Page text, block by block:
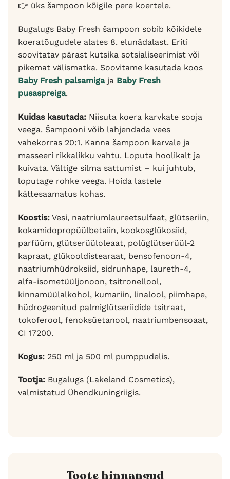
👉 üks šampoon kõigile pere koertele.
Bugalugs Baby Fresh šampoon sobib kõikidele
koeratõugudele alates 8. elunädalast. Eriti
soovitatav pärast kutsika sotsialiseerimist või
pikemat välismatka. Soovitame kasutada koos
Baby Fresh palsamigaja Baby Fresh
pusaspreiga.
Kuidas kasutada: Niisuta koera karvkate sooja
veega. Šampooni võib lahjendada vees
vahekorras 20:1. Kanna šampoon karvale ja
masseeri rikkalikku vahtu. Loputa hoolikalt ja
kuivata. Vältige silma sattumist – kui juhtub,
loputage rohke veega. Hoida lastele
kättesaamatus kohas.
Koostis: Vesi, naatriumlaureetsulfaat, glütseriin,
kokamidopropüülbetaiin, kookosglükosiid,
parfüüm, glütserüüloleaat, polüglütserüül-2
kapraat, glükooldistearaat, bensofenoon-4,
naatriumhüdroksiid, sidrunhape, laureth-4,
alfa-isometüüljonoon, tsitronellool,
kinnamüülalkohol, kumariin, linalool, piimhape,
hüdrogeenitud palmiglütseriidide tsitraat,
tokoferool, fenoksüetanool, naatriumbensoaat,
CI 17200.
Kogus: 250 ml ja 500 ml pumppudelis.
Tootja: Bugalugs (Lakeland Cosmetics),
valmistatud Ühendkuningriigis.
Toote hinnangud